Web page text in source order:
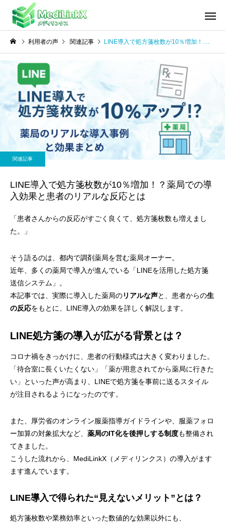
利用者の声 関連記事 LINE導入で処方箋枚数が10％増加！？薬局での導入効果と患者のリアルな反応とは
関連記事
LINE導入で処方箋枚数が10％増加！？薬局での導
入効果と患者のリアルな反応とは
「患者さんからの反応がすごく良くて、処方箋枚数も増えまし
た。」
そう語るのは、都内で調剤薬局を営む薬局オーナー。
近年、多くの薬局で導入が進んでいる「LINEを活用した処方箋
送信システム」。
本記事では、実際に導入した薬局のリアルな声と、患者からの生
の反応をもとに、LINE導入の効果を詳しく解説します。
LINE処方箋の導入が広がる背景とは？
コロナ禍をきっかけに、患者の行動様式は大きく変わりました。
「待合室に長くいたくない」「薬が用意されてから薬局に行きた
い」といった声が高まり、LINEで処方箋を事前に送るスタイル
が注目されるようになったのです。
また、厚労省のオンライン服薬指導ガイドラインや、服薬フォロ
ー加算の対象拡大など、 薬局のIT化を後押しする制度も整備され
てきました。
こうした流れから、MediLinkX（メディリンクス）の導入がます
ます進んでいます。
LINE導入で得られた“見えないメリット”とは？
処方箋枚数や業務効率といった数値的な効果以外にも、